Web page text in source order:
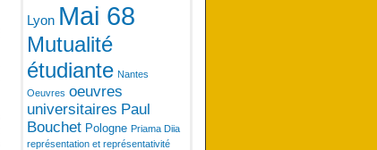
Lyon Mai 68
Mutualité
étudiante Nantes
Oeuvres oeuvres
universitaires Paul
Bouchet Pologne Priama Diia
représentation et représentativité